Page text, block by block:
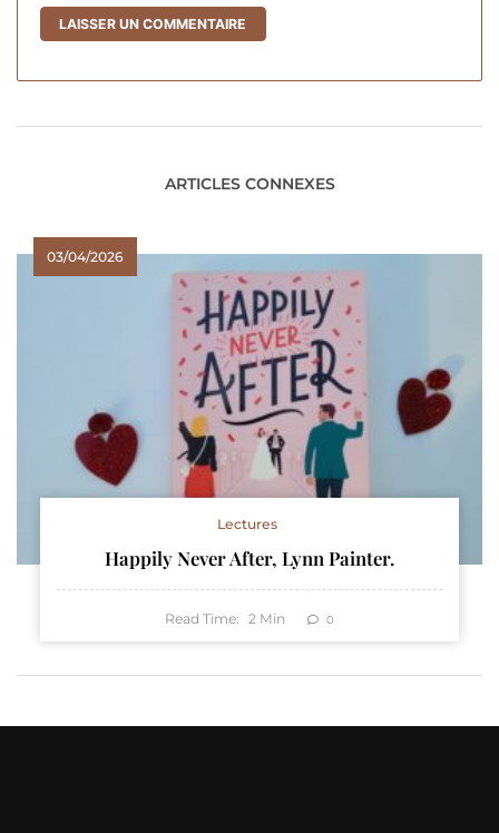
ARTICLES CONNEXES
03/04/2026
Lectures
Happily Never After, Lynn Painter.
Read Time: 2 Min 0